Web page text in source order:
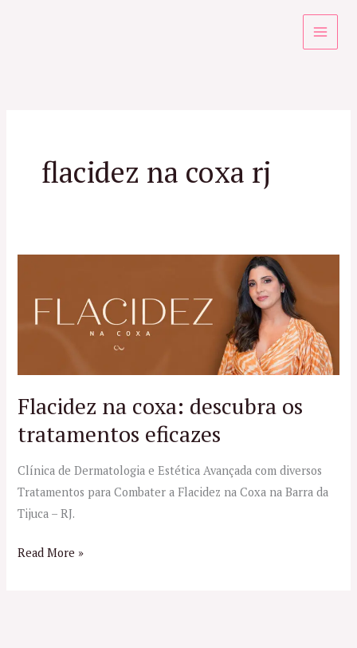
flacidez na coxa rj
Flacidez na coxa: descubra os
tratamentos eficazes
Clínica de Dermatologia e Estética Avançada com diversos
Tratamentos para Combater a Flacidez na Coxa na Barra da
Tijuca – RJ.
descubra
tratamentos
Read More »